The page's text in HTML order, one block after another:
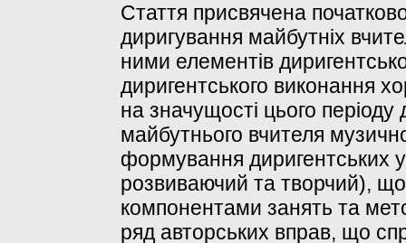
Стаття присвячена
диригування майбутніх
ними елементів
диригентського виконання
на значущості цього
майбутнього вчителя
формування диригентських
розвиваючий та творчий), що
компонентами занять та
ряд авторських вправ, що